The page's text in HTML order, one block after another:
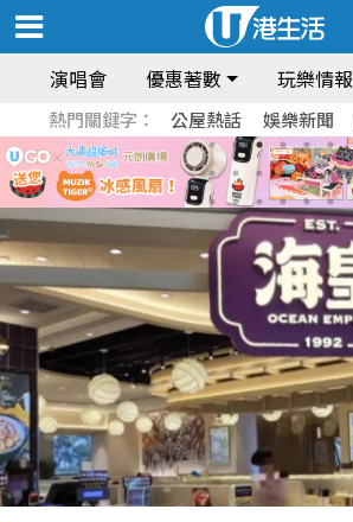
演唱會 優惠著數 玩樂情報
熱門關鍵字： 公屋熱話 娛樂新聞